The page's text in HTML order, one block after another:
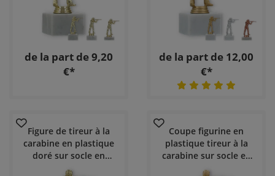
de la part de 9,20
€*
de la part de 12,00
€*
Figure de tireur à la
carabine en plastique
doré sur socle en
marbre noir
Coupe figurine en
plastique tireur à la
carabine sur socle en
marbre noir